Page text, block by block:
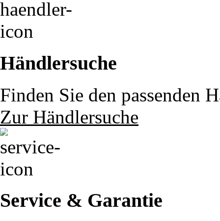
Händlersuche
Finden Sie den passenden
Zur Händlersuche
Service & Garantie